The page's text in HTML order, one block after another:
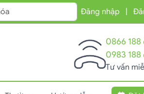
Đăng nhập
0866 188
0983 188
Tư vấn